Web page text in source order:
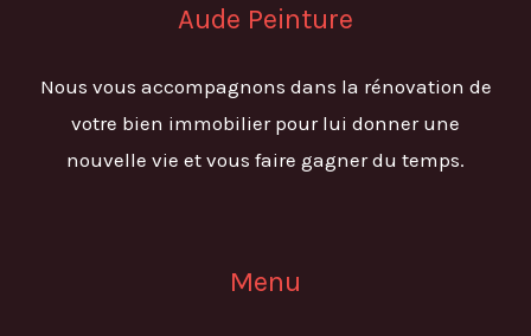
Aude Peinture
Nous vous accompagnons dans la rénovation de
votre bien immobilier pour lui donner une
nouvelle vie et vous faire gagner du temps.
Menu